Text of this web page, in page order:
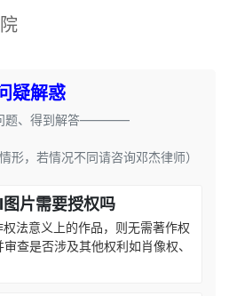
疑解惑
、得到解答————
形，若情况不同请咨询邓杰律师）
片需要授权吗
法意义上的作品，则无需著作权
查是否涉及其他权利如肖像权、